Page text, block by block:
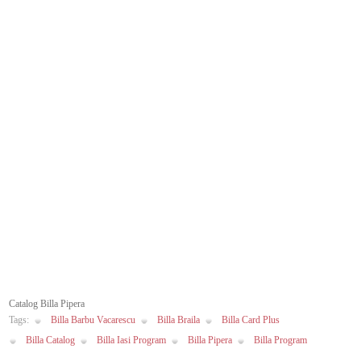
Catalog Billa Pipera
Tags:
Billa Barbu Vacarescu Billa Braila
Billa Card Plus
Billa Catalog
Billa Iasi Program Billa Pipera
Billa Program